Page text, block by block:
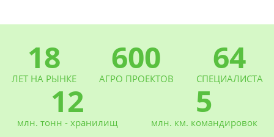
18
ЛЕТ НА РЫНКЕ
600
АГРО ПРОЕКТОВ
64
СПЕЦИАЛИСТА
12
млн. тонн - хранилищ
5
млн. км. командировок